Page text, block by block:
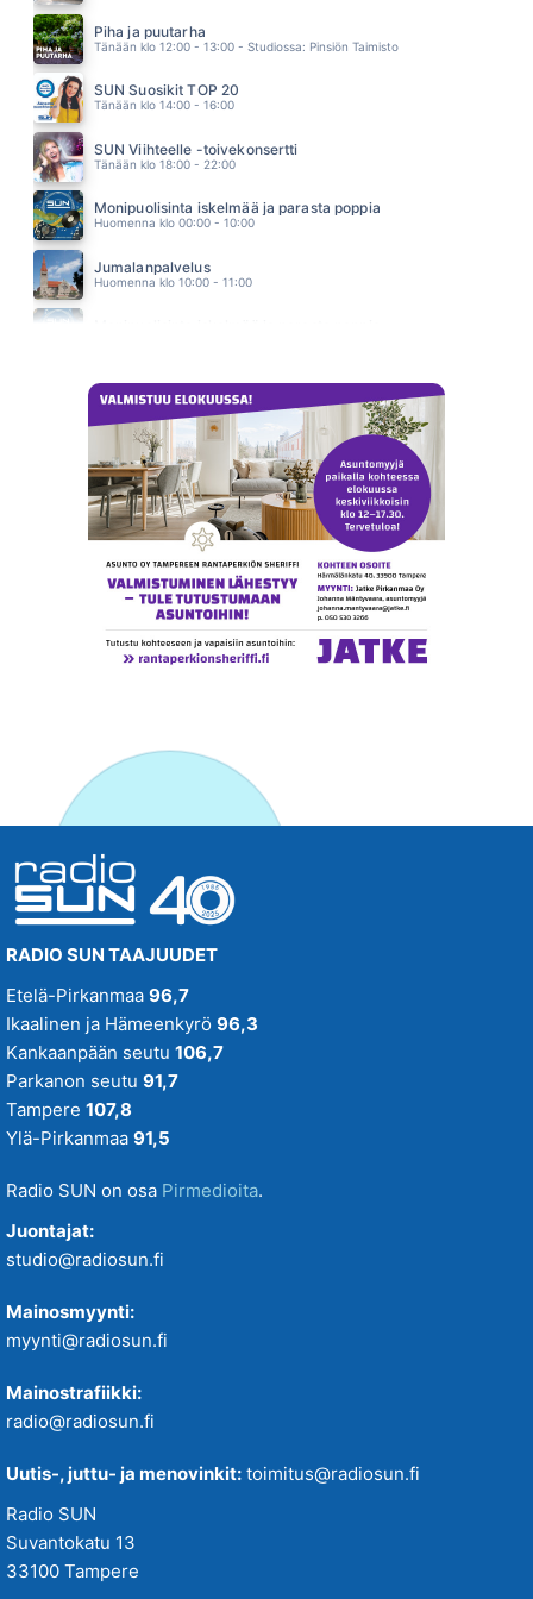
MEDEIROS GLENN
20.13
Piha ja puutarha
Tänään klo 12:00 - 13:00 - Studiossa: Pinsiön Taimisto
SUN Suosikit TOP 20
Tänään klo 14:00 - 16:00
SUN Viihteelle -toivekonsertti
Tänään klo 18:00 - 22:00
Monipuolisinta iskelmää ja parasta poppia
Huomenna klo 00:00 - 10:00
Jumalanpalvelus
Huomenna klo 10:00 - 11:00
RADIO SUN TAAJUUDET
Etelä-Pirkanmaa 96,7
Ikaalinen ja Hämeenkyrö 96,3
Kankaanpään seutu 106,7
Parkanon seutu 91,7
Tampere 107,8
Ylä-Pirkanmaa 91,5
Radio SUN on osa Pirmedioita.
Juontajat:
studio@radiosun.fi
Mainosmyynti:
myynti@radiosun.fi
Mainostrafiikki:
radio@radiosun.fi
Uutis-, juttu- ja menovinkit: toimitus@radiosun.fi
Radio SUN
Suvantokatu 13
33100 Tampere